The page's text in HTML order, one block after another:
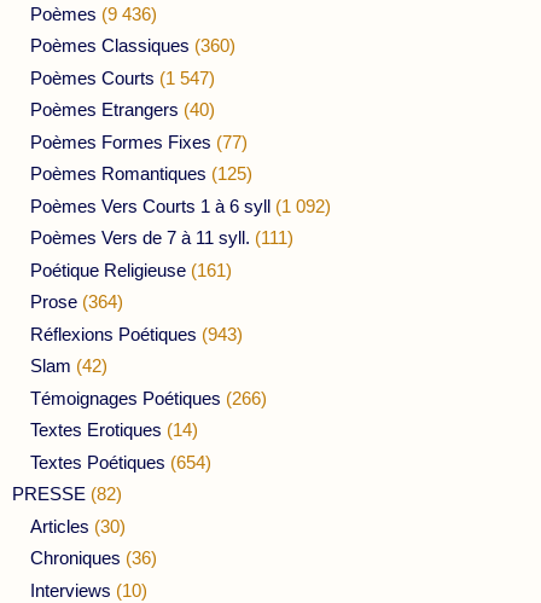
Poèmes (9 436)
Poèmes Classiques (360)
Poèmes Courts (1 547)
Poèmes Etrangers (40)
Poèmes Formes Fixes (77)
Poèmes Romantiques (125)
Poèmes Vers Courts 1 à 6 syll (1 092)
Poèmes Vers de 7 à 11 syll. (111)
Poétique Religieuse (161)
Prose (364)
Réflexions Poétiques (943)
Slam (42)
Témoignages Poétiques (266)
Textes Erotiques (14)
Textes Poétiques (654)
PRESSE (82)
Articles (30)
Chroniques (36)
Interviews (10)